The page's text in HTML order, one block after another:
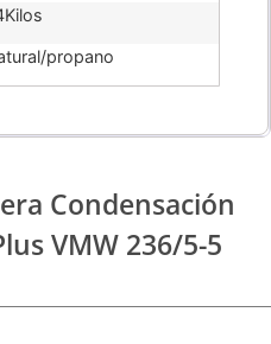
propano
Condensación
VMW 236/5-5